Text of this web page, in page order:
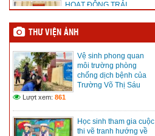
HOẠT ĐỘNG TRẢI
ĐỎ”
(23/12/2025)
Mic không dây, những điều
cần biết
(08/12/2025)
đổng tỉnh Lâm Đồng lần I
(08/12/2025)
THƯ VIỆN ẢNH
Vệ sinh phong quan
môi trường phòng
chống dịch bệnh của
Trường Võ Thị Sáu
Lượt xem: 861
Học sinh tham gia cuộc
thi vẽ tranh hướng về